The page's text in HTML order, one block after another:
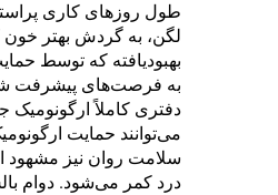
طول روزهای کاری
لگن، به گردش بهتر
بهبودیافته که توسط
به فرصت‌های پیشرفت
دفتری کاملاً ارگونومیک
می‌توانند حمایت
سلامت روان نیز مشهود
درد کمر می‌شود. دوام